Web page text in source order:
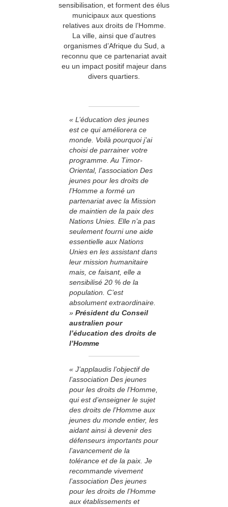
sensibilisation, et forment des élus
municipaux aux questions
relatives aux droits de l’Homme.
La ville, ainsi que d’autres
organismes d’Afrique du Sud, a
reconnu que ce partenariat avait
eu un impact positif majeur dans
divers quartiers.
« L’éducation des jeunes
est ce qui améliorera ce
monde. Voilà pourquoi j’ai
choisi de parrainer votre
programme. Au Timor-
Oriental, l’association Des
jeunes pour les droits de
l’Homme a formé un
partenariat avec la Mission
de maintien de la paix des
Nations Unies. Elle n’a pas
seulement fourni une aide
essentielle aux Nations
Unies en les assistant dans
leur mission humanitaire
mais, ce faisant, elle a
sensibilisé 20 % de la
population. C’est
absolument extraordinaire.
» Président du Conseil
australien pour
l’éducation des droits de
l’Homme
« J’applaudis l’objectif de
l’association Des jeunes
pour les droits de l’Homme,
qui est d’enseigner le sujet
des droits de l’Homme aux
jeunes du monde entier, les
aidant ainsi à devenir des
défenseurs importants pour
l’avancement de la
tolérance et de la paix. Je
recommande vivement
l’association Des jeunes
pour les droits de l’Homme
aux établissements et